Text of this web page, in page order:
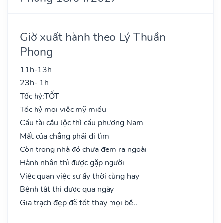
Giờ xuất hành theo Lý Thuần
Phong
11h-13h
23h- 1h
Tốc hỷ:TỐT
Tốc hỷ mọi việc mỹ miều
Cầu tài cầu lộc thì cầu phương Nam
Mất của chẳng phải đi tìm
Còn trong nhà đó chưa đem ra ngoài
Hành nhân thì được gặp người
Việc quan việc sự ấy thời cùng hay
Bệnh tật thì được qua ngày
Gia trạch đẹp đẽ tốt thay mọi bề..